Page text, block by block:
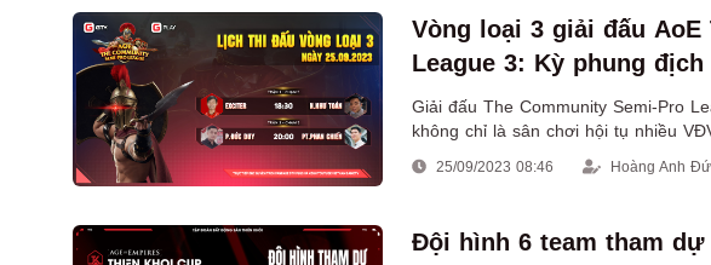
Vòng loại 3 giải đấu AoE
League 3: Kỳ phung địch
Giải đấu The Community Semi-Pro
không chỉ là sân chơi hội tụ nhiều
ngoài, mà còn có sự góp mặt của
25/09/2023 08:46 Hoàng Anh
Đội hình 6 team tham dự